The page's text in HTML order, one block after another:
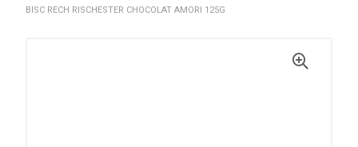
BISC RECH RISCHESTER CHOCOLAT AMORI 125G